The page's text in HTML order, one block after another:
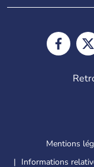
Mentions
Informations